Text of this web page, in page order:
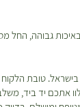
גבוהה, החל
טובת
אתכם יד ביד,